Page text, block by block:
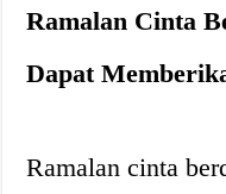
Ramalan Cinta
Dapat
Ramalan cinta